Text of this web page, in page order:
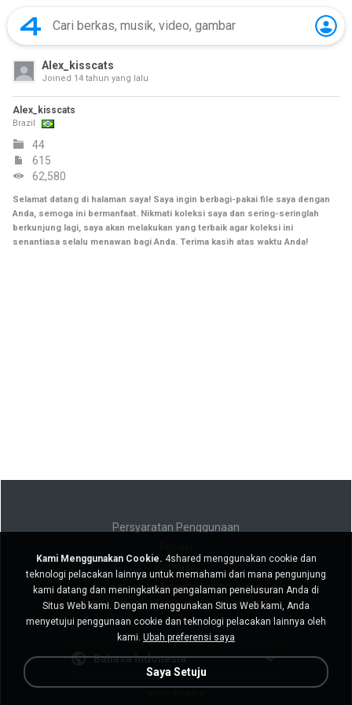
Alex_kisscats
Joined 14 tahun yang lalu
Alex_kisscats
Brazil
44
615
62,580
Selamat datang di halaman saya! Saya ingin berbagi-pakai file saya dengan
Anda, semoga ini bermanfaat. Nikmati koleksi saya dan sering-seringlah
berkunjung lagi, saya akan melakukan yang terbaik agar koleksi ini
senantiasa selalu menawan bagi Anda. Terima kasih atas waktu Anda!
Persyaratan Penggunaan
Jangan jual informasi pribadi saya
Jangan bagikan informasi pribadi saya
Bahasa Indonesia
Kami Menggunakan Cookie. 4shared menggunakan cookie dan
teknologi pelacakan lainnya untuk memahami dari mana pengunjung
kami datang dan meningkatkan pengalaman penelusuran Anda di
Situs Web kami. Dengan menggunakan Situs Web kami, Anda
menyetujui penggunaan cookie dan teknologi pelacakan lainnya oleh
kami. Ubah preferensi saya
Saya Setuju